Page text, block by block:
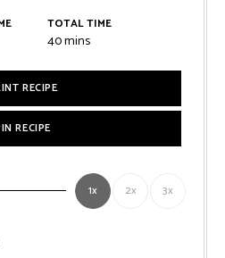
TOTAL TIME
40minutes
mins
RECIPE
RECIPE
1x 2x 3x